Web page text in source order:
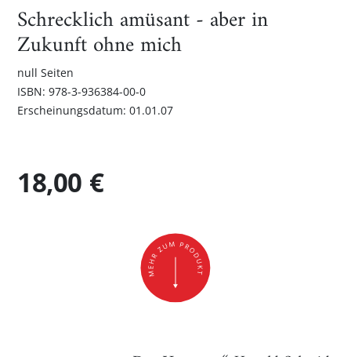
Schrecklich amüsant - aber in
Zukunft ohne mich
null Seiten
ISBN: 978-3-936384-00-0
Erscheinungsdatum: 01.01.07
18,00 €